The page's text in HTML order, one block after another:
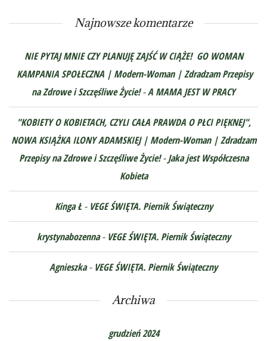
Najnowsze komentarze
NIE PYTAJ MNIE CZY PLANUJĘ ZAJŚĆ W CIĄŻE! GO WOMAN
KAMPANIA SPOŁECZNA | Modern-Woman | Zdradzam Przepisy
na Zdrowe i Szczęśliwe Życie!-A MAMA JEST W PRACY
"KOBIETY O KOBIETACH, CZYLI CAŁA PRAWDA O PŁCI PIĘKNEJ",
NOWA KSIĄŻKA ILONY ADAMSKIEJ | Modern-Woman | Zdradzam
Przepisy na Zdrowe i Szczęśliwe Życie!-Jaka jest Współczesna
Kobieta
Kinga Ł- VEGE ŚWIĘTA. Piernik Świąteczny
krystynabozenna- VEGE ŚWIĘTA. Piernik Świąteczny
Agnieszka- VEGE ŚWIĘTA. Piernik Świąteczny
Archiwa
grudzień 2024